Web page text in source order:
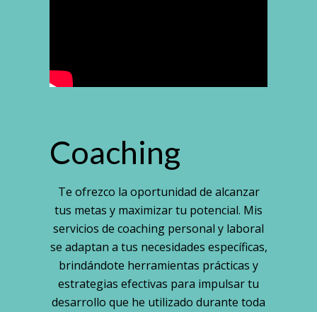
Coaching
Te ofrezco la oportunidad de alcanzar
tus metas y maximizar tu potencial. Mis
servicios de coaching personal y laboral
se adaptan a tus necesidades específicas,
brindándote herramientas prácticas y
estrategias efectivas para impulsar tu
desarrollo que he utilizado durante toda